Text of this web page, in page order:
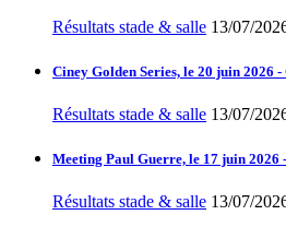
Résultats stade & salle 13/07/
Ciney Golden Series, le 20 juin 2026 -
Résultats stade & salle 13/07/
Meeting Paul Guerre, le 17 juin
Résultats stade & salle 13/07/